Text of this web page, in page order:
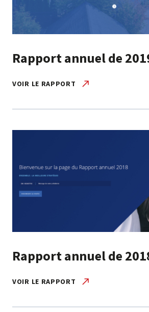
Rapport annuel de
VOIR LE RAPPORT
Rapport annuel de
VOIR LE RAPPORT